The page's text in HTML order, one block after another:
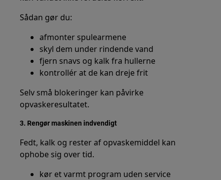
Sådan gør du:
afmonter spulearmene
skyl dem under rindende vand
fjern snavs og kalk fra hullerne
kontrollér at de kan dreje frit
Selv små blokeringer kan påvirke
opvaskeresultatet.
3. Rengør maskinen indvendigt
Fedt, kalk og rester af opvaskemiddel kan
ophobe sig over tid.
kør et varmt program uden service